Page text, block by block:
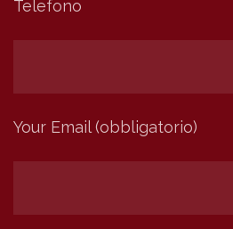
Telefono
Your Email (obbligatorio)